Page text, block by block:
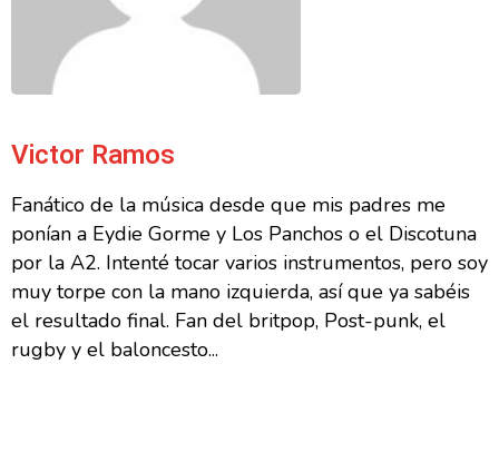
Victor Ramos
Fanático de la música desde que mis padres me
ponían a Eydie Gorme y Los Panchos o el Discotuna
por la A2. Intenté tocar varios instrumentos, pero soy
muy torpe con la mano izquierda, así que ya sabéis
el resultado final. Fan del britpop, Post-punk, el
rugby y el baloncesto...